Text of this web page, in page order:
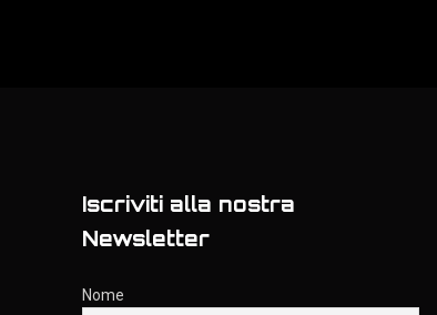
Iscriviti alla nostra
Newsletter
Nome